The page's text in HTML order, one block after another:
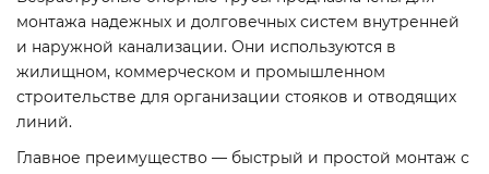
монтажа надежных и долговечных систем внутренней
и наружной канализации. Они используются в
жилищном, коммерческом и промышленном
строительстве для организации стояков и отводящих
линий.
Главное преимущество — быстрый и простой монтаж с